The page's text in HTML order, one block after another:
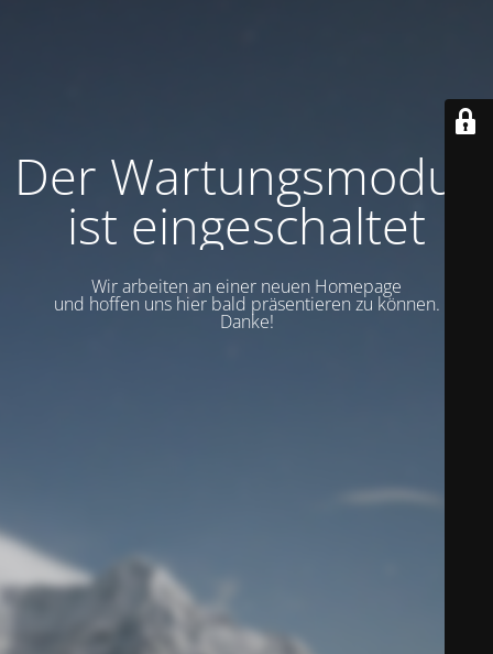
Der Wartungsmodus
ist eingeschaltet
Wir arbeiten an einer neuen Homepage
und hoffen uns hier bald präsentieren zu können.
Danke!